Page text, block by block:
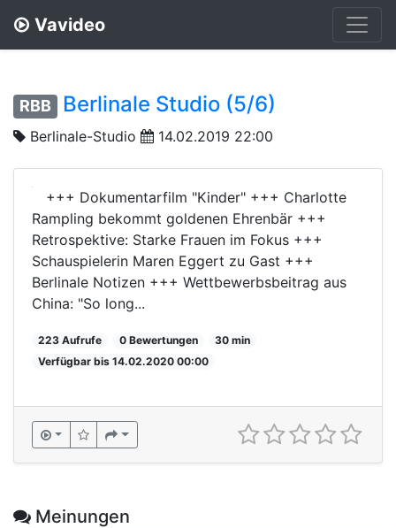
Vavideo
RBB Berlinale Studio (5/6)
Berlinale-Studio 14.02.2019 22:00
+++ Dokumentarfilm "Kinder" +++ Charlotte
Rampling bekommt goldenen Ehrenbär +++
Retrospektive: Starke Frauen im Fokus +++
Schauspielerin Maren Eggert zu Gast +++
Berlinale Notizen +++ Wettbewerbsbeitrag aus
China: "So long...
223 Aufrufe 0 Bewertungen
30 min
Verfügbar bis 14.02.2020 00:00
Meinungen